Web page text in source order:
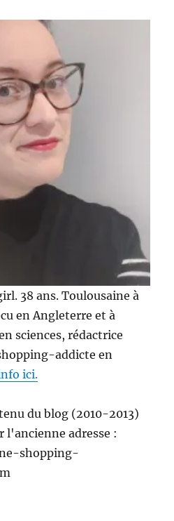
38 ans. Toulousaine à
en Angleterre et à
sciences, rédactrice
addicte en
ici.
du blog (2010-2013)
l'ancienne adresse :
shopping-